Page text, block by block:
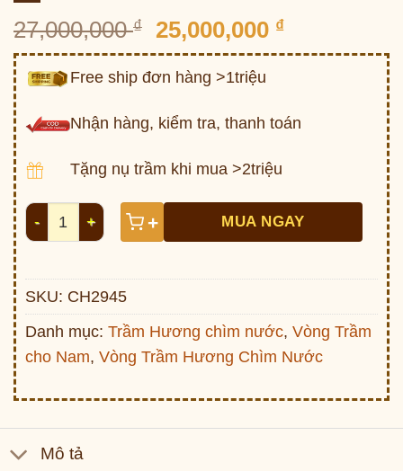
27,000,000₫
Giá
gốc
là:
25,000,000 ₫Giá
hiện
25,000,000
Free ship đơn hàng >1triệu
Nhận hàng, kiểm tra, thanh toán
Tặng nụ trầm khi mua >2triệu
Vòng Trầm mắt tử chìm nước (9g) số lượng
+ MUA NGAY
SKU: CH2945
Danh mục: Trầm Hương chìm nước, Vòng Trầm
cho Nam, Vòng Trầm Hương Chìm Nước
Mô tả